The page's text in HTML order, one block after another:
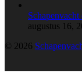
Schapenvacht
augustus 16,
© 2026